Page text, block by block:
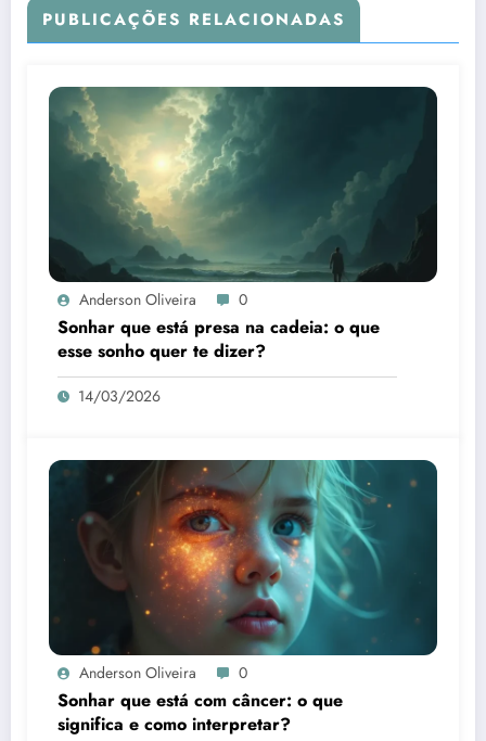
PUBLICAÇÕES RELACIONADAS
Anderson Oliveira 0
Sonhar que está presa na cadeia: o que
esse sonho quer te dizer?
14/03/2026
Anderson Oliveira 0
Sonhar que está com câncer: o que
significa e como interpretar?